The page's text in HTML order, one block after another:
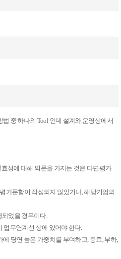
법 중 하나의 Tool 인데 설계와 운영상에서
성에 대해 의문을 가지는 것은 다면평가
평가문항이 작성되지 않았거나,해당기업의
되었을 경우이다.
업무연계선 상에 있어야 한다.
에 당연 높은 가중치를 부여하고, 동료,부하,